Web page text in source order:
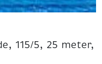
115/5, 25 meter,